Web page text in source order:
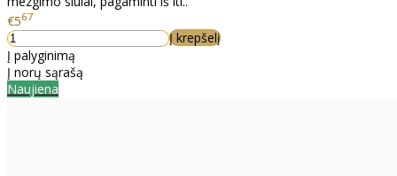
€567
Į krepšelį
Į palyginimą
Į norų sąrašą
Naujiena